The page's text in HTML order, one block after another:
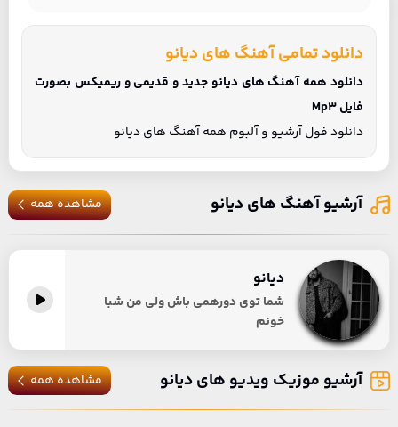
دانلود تمامی آهنگ های دیانو
دانلود همه آهنگ های دیانو جدید و قدیمی و ریمیکس بصورت
فایل Mp3
دانلود فول آرشیو و آلبوم همه آهنگ های دیانو
آرشیو آهنگ های دیانو مشاهده همه
دیانو
شما توی دورهمی باش ولی من شبا
خونم
آرشیو موزیک ویدیو های دیانو مشاهده همه